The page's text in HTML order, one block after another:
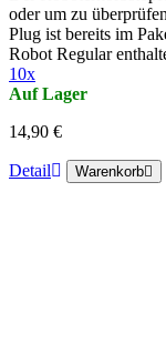
oder um zu
Plug ist bereits im
Robot Regular
10x
Auf Lager
14,90 €
Detail Warenkorb